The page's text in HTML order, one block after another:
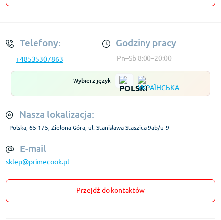
Telefony:
+48535307863
Godziny pracy
Pn–Sb 8:00–20:00
Wybierz język
Nasza lokalizacja:
- Polska, 65-175, Zielona Góra, ul. Stanisława Staszica 9ab/u-9
E-mail
sklep@primecook.pl
Przejdź do kontaktów